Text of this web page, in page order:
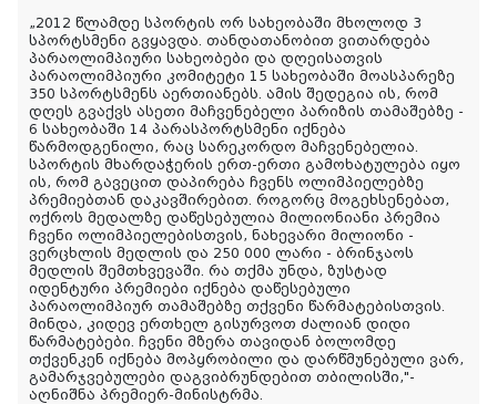
„2012 წლამდე სპორტის ორ სახეობაში მხოლოდ 3
სპორტსმენი გვყავდა. თანდათანობით ვითარდება
პარაოლიმპიური სახეობები და დღეისათვის
პარაოლიმპიური კომიტეტი 15 სახეობაში მოასპარეზე
350 სპორტსმენს აერთიანებს. ამის შედეგია ის, რომ
დღეს გვაქვს ასეთი მაჩვენებელი პარიზის თამაშებზე -
6 სახეობაში 14 პარასპორტსმენი იქნება
წარმოდგენილი, რაც სარეკორდო მაჩვენებელია.
სპორტის მხარდაჭერის ერთ-ერთი გამოხატულება იყო
ის, რომ გავეცით დაპირება ჩვენს ოლიმპიელებზე
პრემიებთან დაკავშირებით. როგორც მოგეხსენებათ,
ოქროს მედალზე დაწესებულია მილიონიანი პრემია
ჩვენი ოლიმპიელებისთვის, ნახევარი მილიონი -
ვერცხლის მედლის და 250 000 ლარი - ბრინჯაოს
მედლის შემთხვევაში. რა თქმა უნდა, ზუსტად
იდენტური პრემიები იქნება დაწესებული
პარაოლიმპიურ თამაშებზე თქვენი წარმატებისთვის.
მინდა, კიდევ ერთხელ გისურვოთ ძალიან დიდი
წარმატებები. ჩვენი მზერა თავიდან ბოლომდე
თქვენკენ იქნება მოპყრობილი და დარწმუნებული ვარ,
გამარჯვებულები დაგვიბრუნდებით თბილისში,"-
აღნიშნა პრემიერ-მინისტრმა.